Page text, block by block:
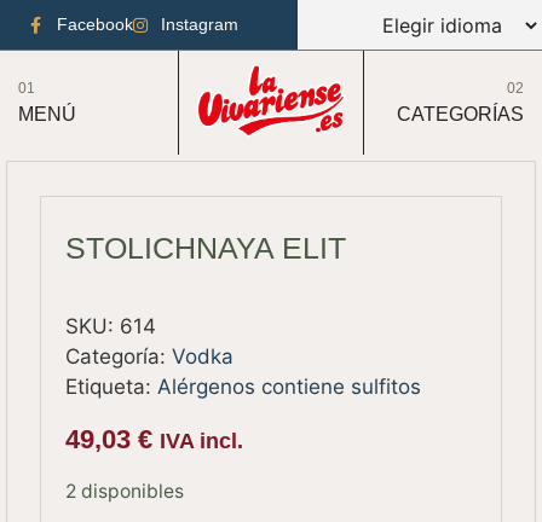
Facebook Instagram
01
MENÚ
02
CATEGORÍAS
STOLICHNAYA ELIT
SKU: 614
Categoría:Vodka
Etiqueta: Alérgenos contiene sulfitos
49,03€ IVA incl.
2 disponibles